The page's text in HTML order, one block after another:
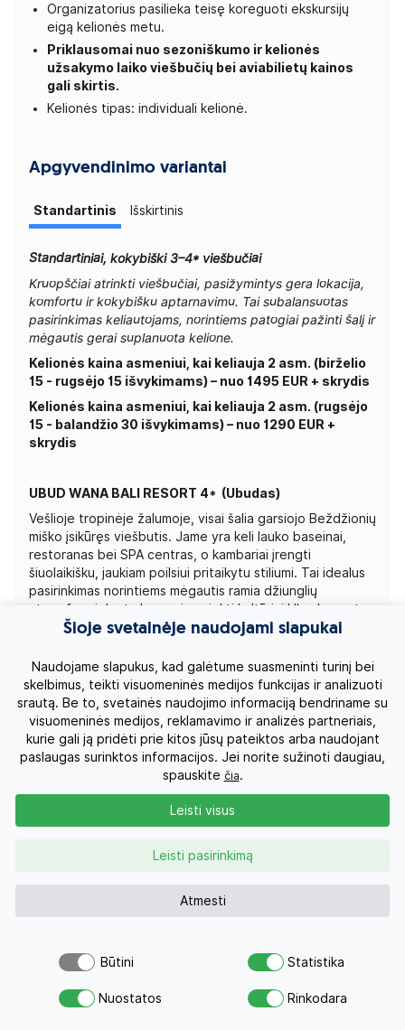
Organizatorius pasilieka teisę koreguoti ekskursijų
eigą kelionės metu.
Priklausomai nuo sezoniškumo ir kelionės
užsakymo laiko viešbučių bei aviabilietų kainos
gali skirtis.
Kelionės tipas: individuali kelionė.
Apgyvendinimo variantai
Standartinis Išskirtinis
Standartiniai, kokybiški 3–4* viešbučiai
Kruopščiai atrinkti viešbučiai, pasižymintys gera lokacija,
komfortu ir kokybišku aptarnavimu. Tai subalansuotas
pasirinkimas keliautojams, norintiems patogiai pažinti šalį ir
mėgautis gerai suplanuota kelione.
Kelionės kaina asmeniui, kai keliauja 2 asm. (birželio
15 - rugsėjo 15 išvykimams) – nuo 1495 EUR + skrydis
Kelionės kaina asmeniui, kai keliauja 2 asm. (rugsėjo
15 - balandžio 30 išvykimams) – nuo 1290 EUR +
skrydis
UBUD WANA BALI RESORT 4* (Ubudas)
Vešlioje tropinėje žalumoje, visai šalia garsiojo Beždžionių
miško įsikūręs viešbutis. Jame yra keli lauko baseinai,
restoranas bei SPA centras, o kambariai įrengti
šiuolaikišku, jaukiam poilsiui pritaikytu stiliumi. Tai idealus
pasirinkimas norintiems mėgautis ramia džiunglių
atmosfera ir kartu lengvai pasiekti kultūrinį Ubudo centrą.
Šiaurės vakarinėje Balio pakrantėje, šalia nacionalinio
Savo svajonių atostogoms
domėjosi 21 žmogus
Šioje svetainėje naudojami slapukai
Naudojame slapukus, kad galėtume suasmeninti turinį bei
skelbimus, teikti visuomeninės medijos funkcijas ir analizuoti
srautą. Be to, svetainės naudojimo informaciją bendriname su
visuomeninės medijos, reklamavimo ir analizės partneriais,
kurie gali ją pridėti prie kitos jūsų pateiktos arba naudojant
paslaugas surinktos informacijos. Jei norite sužinoti daugiau,
spauskite čia.
Atmesti
Leisti pasirinkimą
Leisti visus
Būtini Statistika
Nuostatos Rinkodara